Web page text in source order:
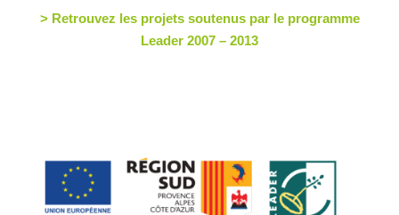
> Retrouvez les projets soutenus par le programme
Leader 2007 – 2013